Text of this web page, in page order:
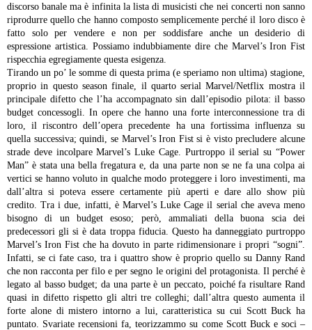
discorso banale ma è infinita la lista di musicisti che nei concerti non sanno
riprodurre quello che hanno composto semplicemente perché il loro disco è
fatto solo per vendere e non per soddisfare anche un desiderio di
espressione artistica. Possiamo indubbiamente dire che Marvel’s Iron Fist
rispecchia egregiamente questa esigenza.
Tirando un po’ le somme di questa prima (e speriamo non ultima) stagione,
proprio in questo season finale, il quarto serial Marvel/Netflix mostra il
principale difetto che l’ha accompagnato sin dall’episodio pilota: il basso
budget concessogli. In opere che hanno una forte interconnessione tra di
loro, il riscontro dell’opera precedente ha una fortissima influenza su
quella successiva; quindi, se Marvel’s Iron Fist si è visto precludere alcune
strade deve incolpare Marvel’s Luke Cage. Purtroppo il serial su “Power
Man” è stata una bella fregatura e, da una parte non se ne fa una colpa ai
vertici se hanno voluto in qualche modo proteggere i loro investimenti, ma
dall’altra si poteva essere certamente più aperti e dare allo show più
credito. Tra i due, infatti, è Marvel’s Luke Cage il serial che aveva meno
bisogno di un budget esoso; però, ammaliati della buona scia dei
predecessori gli si è data troppa fiducia. Questo ha danneggiato purtroppo
Marvel’s Iron Fist che ha dovuto in parte ridimensionare i propri “sogni”.
Infatti, se ci fate caso, tra i quattro show è proprio quello su Danny Rand
che non racconta per filo e per segno le origini del protagonista. Il perché è
legato al basso budget; da una parte è un peccato, poiché fa risultare Rand
quasi in difetto rispetto gli altri tre colleghi; dall’altra questo aumenta il
forte alone di mistero intorno a lui, caratteristica su cui Scott Buck ha
puntato.
Svariate recensioni fa, teorizzammo su come Scott Buck e soci –